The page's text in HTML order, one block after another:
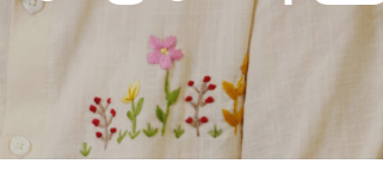
16 JAN 2026
CLL HEALTH
Strengthens
Presence in
Myanmar